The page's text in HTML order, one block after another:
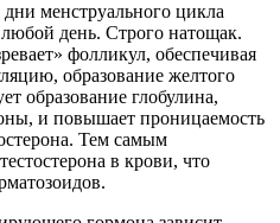
дни менструального цикла
день. Строго натощак.
фолликул, обеспечивая
образование желтого
образование глобулина,
и повышает проницаемость
Тем самым
в крови, что